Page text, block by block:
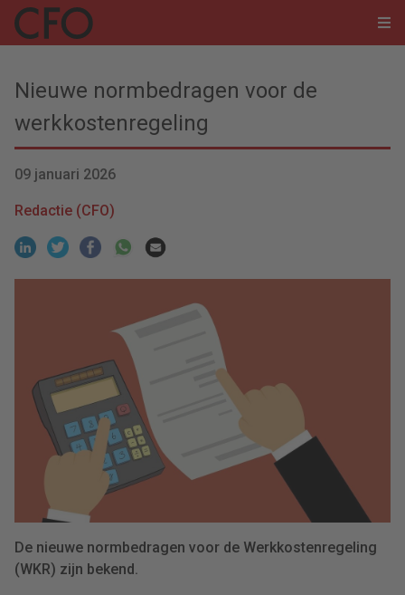
Nieuwe normbedragen voor de
werkkostenregeling
09 januari 2026
Redactie (CFO)
De nieuwe normbedragen voor de Werkkostenregeling
(WKR) zijn bekend.